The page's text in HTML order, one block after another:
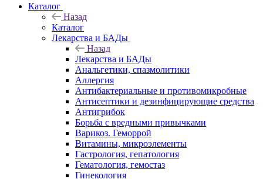
Каталог
Назад
Каталог
Лекарства и БАДы
Назад
Лекарства и БАДы
Анальгетики, спазмолитики
Аллергия
Антибактериальные и противомикробные
Антисептики и дезинфицирующие средства
Антигрибок
Борьба с вредными привычками
Варикоз. Геморрой
Витамины, микроэлементы
Гастрология, гепатология
Гематология, гемостаз
Гинекология